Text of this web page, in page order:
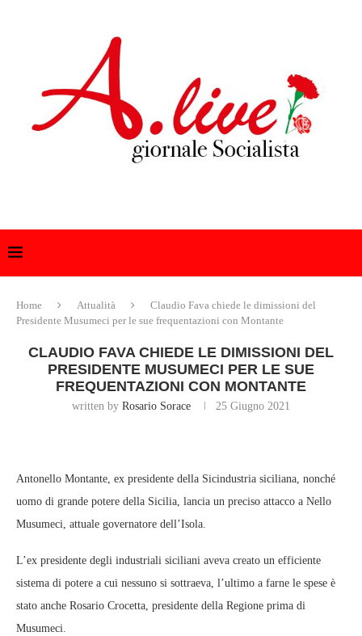
Home Attualità
Claudio Fava chiede le dimissioni del
Presidente Musumeci per le sue frequentazioni con Montante
CLAUDIO FAVA CHIEDE LE DIMISSIONI DEL
PRESIDENTE MUSUMECI PER LE SUE
FREQUENTAZIONI CON MONTANTE
written by Rosario Sorace 25 Giugno 2021
Antonello Montante, ex presidente della Sicindustria siciliana, nonché
uomo di grande potere della Sicilia, lancia un preciso attacco a Nello
Musumeci, attuale governatore dell’Isola.
L’ex presidente degli industriali siciliani aveva creato un efficiente
sistema di potere a cui nessuno si sottraeva, l’ultimo a farne le spese è
stato anche Rosario Crocetta, presidente della Regione prima di
Musumeci.